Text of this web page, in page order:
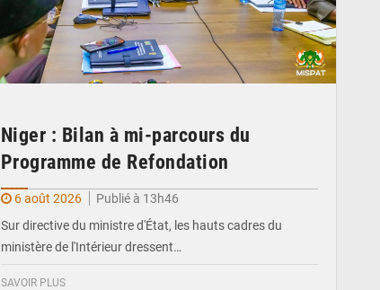
Niger : Bilan à mi-parcours du
Programme de Refondation
6 août 2026
Publié à 13h46
Sur directive du ministre d'État, les hauts cadres du
ministère de l'Intérieur dressent…
SAVOIR PLUS